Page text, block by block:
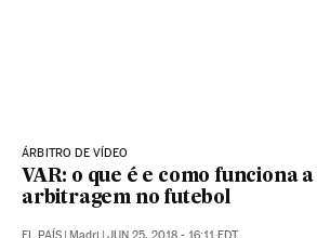
ÁRBITRO DE VÍDEO
VAR: o que é e como funciona
arbitragem no futebol
EL PAÍS | Madri | JUN 25, 2018 - 16:11 EDT